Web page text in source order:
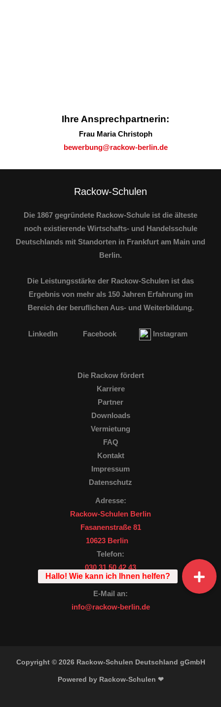
Ihre Ansprechpartnerin:
Frau Maria Christoph
bewerbung@rackow-berlin.de
Rackow-Schulen
Die 1867 gegründete Rackow-Schule ist die älteste
noch existierende Wirtschafts- und Handelsschule
Deutschlands mit Standorten in Frankfurt am Main und
Berlin.
Die Leistungsstärke der Rackow-Schulen ist das
Ergebnis von mehr als 150 Jahren Erfahrung im
Bereich der beruflichen Aus- und Weiterbildung.
LinkedIn Facebook Instagram
Die Rackow fördert
Karriere
Partner
Downloads
Vermietung
FAQ
Kontakt
Impressum
Datenschutz
Adresse:
Rackow-Schulen Berlin
Fasanenstraße 81
10623 Berlin
Telefon:
030 31 50 42 43
E-Mail an:
info@rackow-berlin.de
Copyright © 2026 Rackow-Schulen Deutschland gGmbH
Powered by Rackow-Schulen ❤